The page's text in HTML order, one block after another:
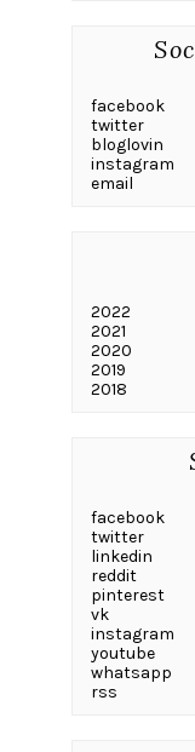
facebook
twitter
bloglovin
instagram
email
2022
2021
2020
2019
2018
facebook
twitter
linkedin
reddit
pinterest
vk
instagram
youtube
whatsapp
rss